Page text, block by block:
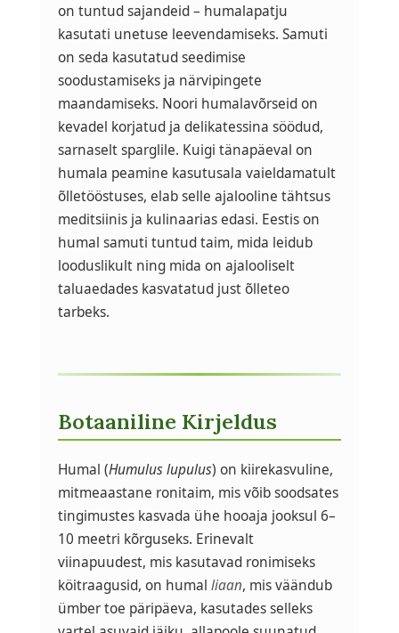
on tuntud sajandeid – humalapatju
kasutati unetuse leevendamiseks. Samuti
on seda kasutatud seedimise
soodustamiseks ja närvipingete
maandamiseks. Noori humalavõrseid on
kevadel korjatud ja delikatessina söödud,
sarnaselt sparglile. Kuigi tänapäeval on
humala peamine kasutusala vaieldamatult
õlletööstuses, elab selle ajalooline tähtsus
meditsiinis ja kulinaarias edasi. Eestis on
humal samuti tuntud taim, mida leidub
looduslikult ning mida on ajalooliselt
taluaedades kasvatatud just õlleteo
tarbeks.
Botaaniline Kirjeldus
Humal (Humulus lupulus) on kiirekasvuline,
mitmeaastane ronitaim, mis võib soodsates
tingimustes kasvada ühe hooaja jooksul 6–
10 meetri kõrguseks. Erinevalt
viinapuudest, mis kasutavad ronimiseks
köitraagusid, on humal liaan, mis väändub
ümber toe päripäeva, kasutades selleks